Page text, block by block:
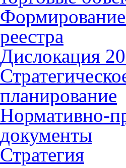
Формирование
реестра
Дислокация
планирование
Нормативно-
документы
Стратегия